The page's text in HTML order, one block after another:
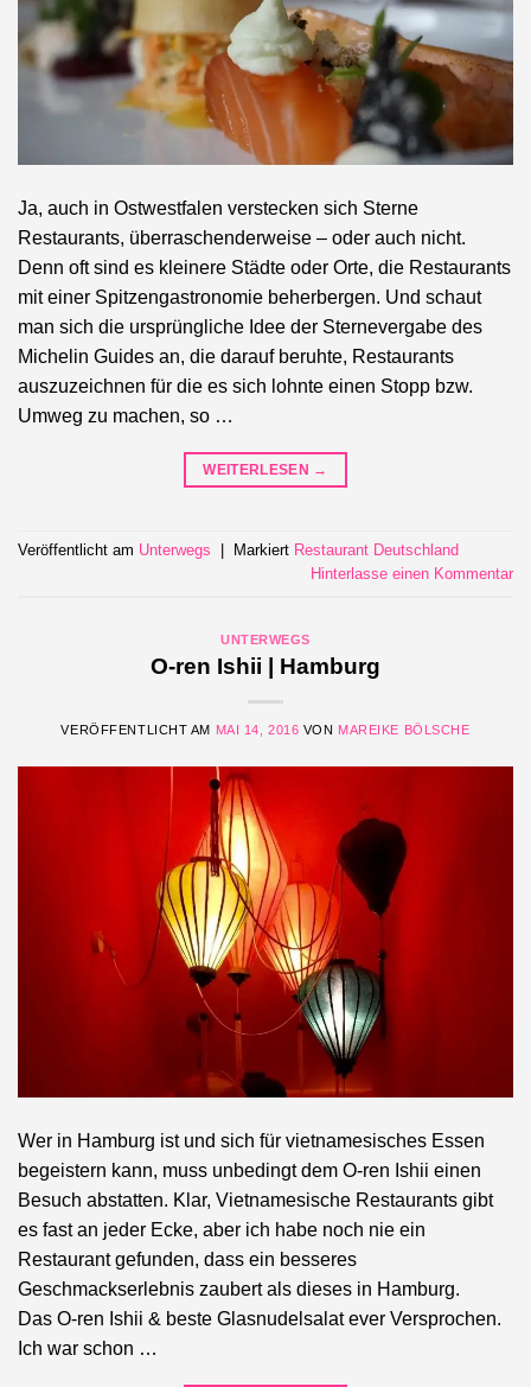
Ja, auch in Ostwestfalen verstecken sich Sterne
Restaurants, überraschenderweise – oder auch nicht.
Denn oft sind es kleinere Städte oder Orte, die Restaurants
mit einer Spitzengastronomie beherbergen. Und schaut
man sich die ursprüngliche Idee der Sternevergabe des
Michelin Guides an, die darauf beruhte, Restaurants
auszuzeichnen für die es sich lohnte einen Stopp bzw.
Umweg zu machen, so …
WEITERLESEN →
Veröffentlicht am Unterwegs Markiert Restaurant Deutschland
Hinterlasse einen Kommentar
UNTERWEGS
O-ren Ishii | Hamburg
VERÖFFENTLICHT AM MAI 14, 2016 VON MAREIKE BÖLSCHE
Wer in Hamburg ist und sich für vietnamesisches Essen
begeistern kann, muss unbedingt dem O-ren Ishii einen
Besuch abstatten. Klar, Vietnamesische Restaurants gibt
es fast an jeder Ecke, aber ich habe noch nie ein
Restaurant gefunden, dass ein besseres
Geschmackserlebnis zaubert als dieses in Hamburg.
Das O-ren Ishii & beste Glasnudelsalat ever Versprochen.
Ich war schon …